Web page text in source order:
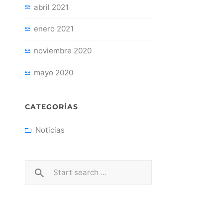
abril 2021
enero 2021
noviembre 2020
mayo 2020
CATEGORÍAS
Noticias